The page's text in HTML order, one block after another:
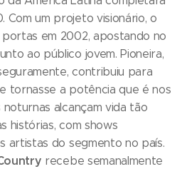
Com um projeto visionário, o
portas em 2002, apostando no
ao público jovem. Pioneira,
contribuiu para
tornasse a potência que é nos
noturnas alcançam vida tão
histórias, com shows
artistas do segmento no país.
recebe semanalmente